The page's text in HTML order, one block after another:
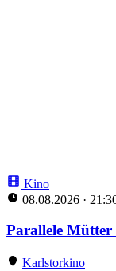
Kino
08.08.2026 ·
Parallele Mütter
Karlstorkino